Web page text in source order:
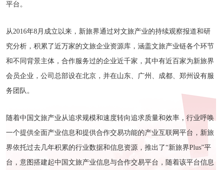
平台。
从2016年8月成立以来，新旅界通过对文旅产业的持续观察报道和研
究分析，积累了近万家的文旅企业资源库，涵盖文旅产业链各个环节
和不同背景主体，合作服务过的企业近千家，其中有近百家为新旅界
会员企业，公司总部设在北京，并在山东、广州、成都、郑州设有服
务团队。
随着中国文旅产业从追求规模和速度转向追求质量和效率，行业呼唤
一个提供全面产业信息和提供合作交易功能的产业互联网平台，新旅
界依托过去几年积累的行业数据和信息资源，推出了“新旅界Plus”平
台，意图搭建起中国文旅产业信息与合作交易平台，随着该平台信息